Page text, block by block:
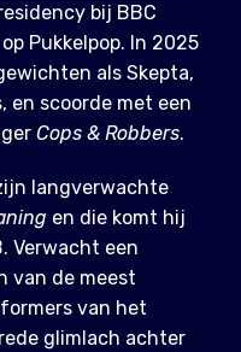
bij BBC
Pukkelpop. In 2025
als Skepta,
en scoorde met een
Cops & Robbers.
langverwachte
en die komt hij
Verwacht een
van de meest
van het
glimlach achter